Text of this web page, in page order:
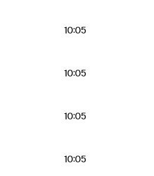
10:05
10:05
10:05
10:05